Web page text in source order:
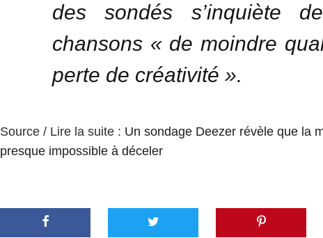
des sondés s’inquiète
chansons « de moindre
perte de créativité ».
Source / Lire la suite : Un sondage Deezer révèle que la
presque impossible à déceler